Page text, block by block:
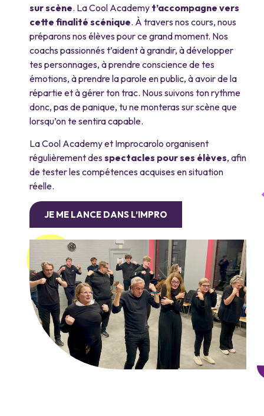
sur scène. La Cool Academy t’accompagne vers
cette finalité scénique. À travers nos cours, nous
préparons nos élèves pour ce grand moment. Nos
coachs passionnés t’aident à grandir, à développer
tes personnages, à prendre conscience de tes
émotions, à prendre la parole en public, à avoir de la
répartie et à gérer ton trac. Nous suivons ton rythme
donc, pas de panique, tu ne monteras sur scène que
lorsqu’on te sentira capable.
La Cool Academy et Improcarolo organisent
régulièrement des spectacles pour ses élèves, afin
de tester les compétences acquises en situation
réelle.
JE ME LANCE DANS L’IMPRO